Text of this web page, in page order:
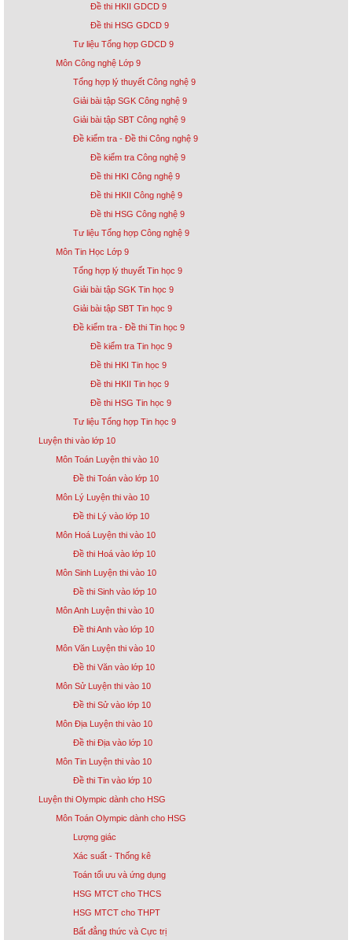
Đề thi HKII GDCD 9
Đề thi HSG GDCD 9
Tư liệu Tổng hợp GDCD 9
Môn Công nghệ Lớp 9
Tổng hợp lý thuyết Công nghệ 9
Giải bài tập SGK Công nghệ 9
Giải bài tập SBT Công nghệ 9
Đề kiểm tra - Đề thi Công nghệ 9
Đề kiểm tra Công nghệ 9
Đề thi HKI Công nghệ 9
Đề thi HKII Công nghệ 9
Đề thi HSG Công nghệ 9
Tư liệu Tổng hợp Công nghệ 9
Môn Tin Học Lớp 9
Tổng hợp lý thuyết Tin học 9
Giải bài tập SGK Tin học 9
Giải bài tập SBT Tin học 9
Đề kiểm tra - Đề thi Tin học 9
Đề kiểm tra Tin học 9
Đề thi HKI Tin học 9
Đề thi HKII Tin học 9
Đề thi HSG Tin học 9
Tư liệu Tổng hợp Tin học 9
Luyện thi vào lớp 10
Môn Toán Luyện thi vào 10
Đề thi Toán vào lớp 10
Môn Lý Luyện thi vào 10
Đề thi Lý vào lớp 10
Môn Hoá Luyện thi vào 10
Đề thi Hoá vào lớp 10
Môn Sinh Luyện thi vào 10
Đề thi Sinh vào lớp 10
Môn Anh Luyện thi vào 10
Đề thi Anh vào lớp 10
Môn Văn Luyện thi vào 10
Đề thi Văn vào lớp 10
Môn Sử Luyện thi vào 10
Đề thi Sử vào lớp 10
Môn Địa Luyện thi vào 10
Đề thi Địa vào lớp 10
Môn Tin Luyện thi vào 10
Đề thi Tin vào lớp 10
Luyện thi Olympic dành cho HSG
Môn Toán Olympic dành cho HSG
Lượng giác
Xác suất - Thống kê
Toán tối ưu và ứng dụng
HSG MTCT cho THCS
HSG MTCT cho THPT
Bất đẳng thức và Cực trị